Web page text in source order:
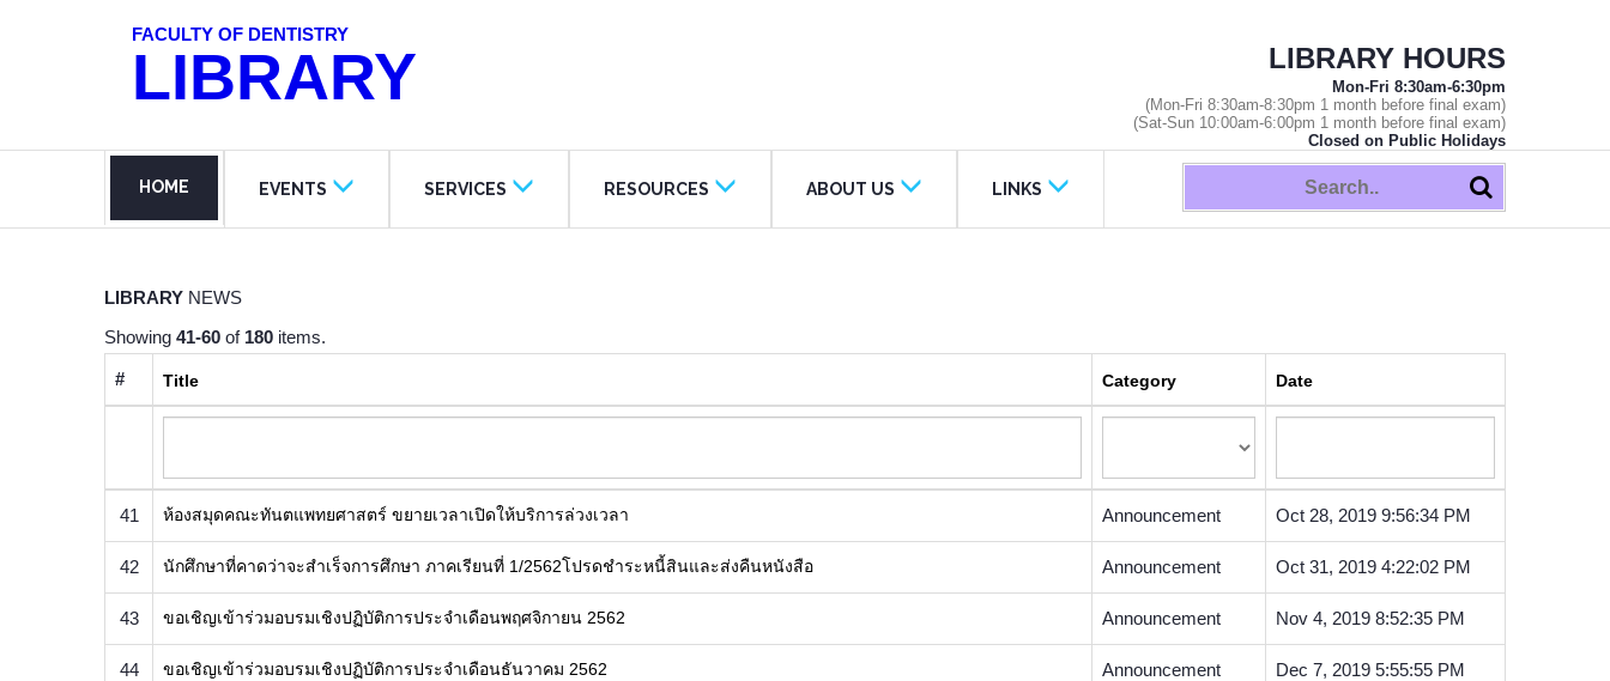
FACULTY OF DENTISTRY
LIBRARY LIBRARY HOURS
Mon-Fri 8:30am-6:30pm
(Mon-Fri 8:30am-8:30pm 1 month before final exam)
(Sat-Sun 10:00am-6:00pm 1 month before final exam)
Closed on Public Holidays
HOME EVENTS SERVICES RESOURCES ABOUT US LINKS
LIBRARY NEWS
Showing 41-60 of 180 items.
# Title Category Date
41 ​ห้องสมุดคณะทันตแพทยศาสตร์ ขยายเวลาเปิดให้บริการล่วงเวลา Announcement Oct 28, 2019 9:56:34 PM
42 นักศึกษาที่คาดว่าจะสำเร็จการศึกษา ภาคเรียนที่ 1/2562โปรดชำระหนี้สินและส่งคืนหนังสือ Announcement Oct 31, 2019 4:22:02 PM
43 ขอเชิญเข้าร่วมอบรมเชิงปฏิบัติการประจำเดือนพฤศจิกายน 2562 Announcement Nov 4, 2019 8:52:35 PM
44 ขอเชิญเข้าร่วมอบรมเชิงปฏิบัติการประจำเดือนธันวาคม 2562 Announcement Dec 7, 2019 5:55:55 PM